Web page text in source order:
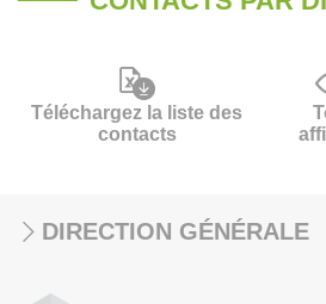
Téléchargez la liste des
contacts
DIRECTION GÉNÉRALE